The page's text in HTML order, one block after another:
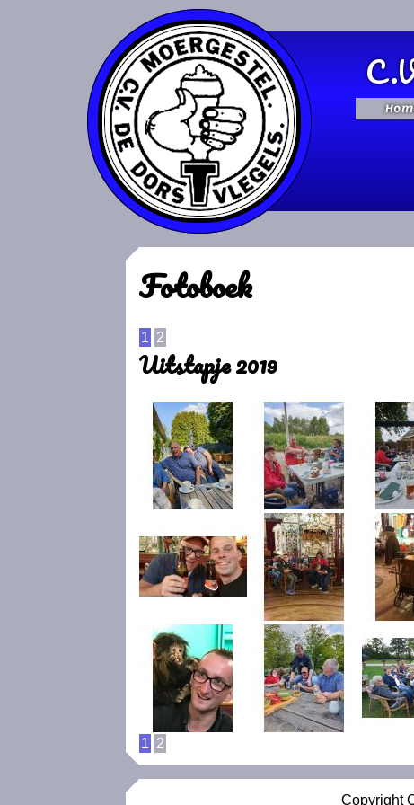
Fotoboek
1 2
Uitstapje 2019
1 2
Copyright